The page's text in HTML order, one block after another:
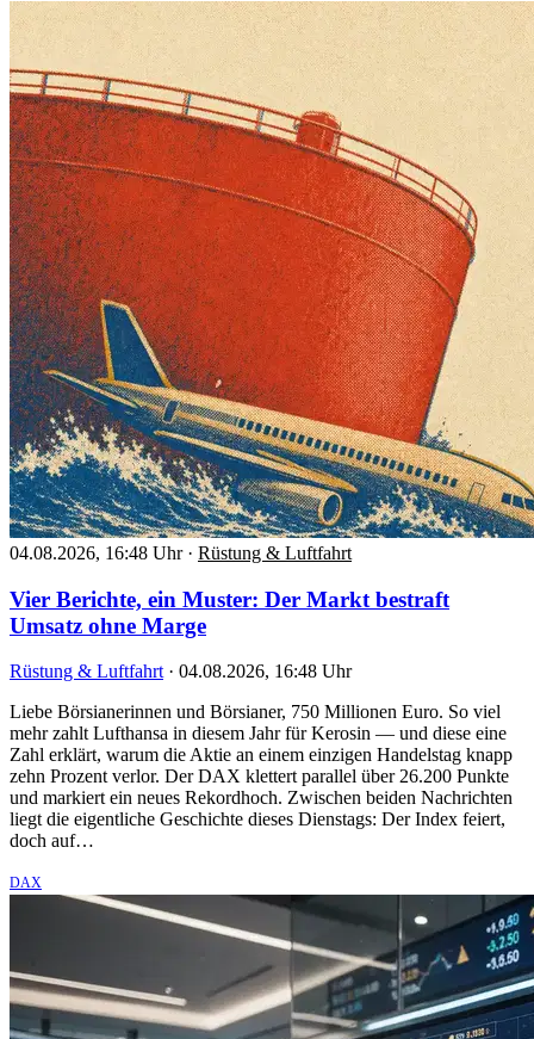
04.08.2026, 16:48 Uhr · Rüstung & Luftfahrt
Vier Berichte, ein Muster: Der Markt bestraft
Umsatz ohne Marge
Rüstung & Luftfahrt · 04.08.2026, 16:48 Uhr
Liebe Börsianerinnen und Börsianer, 750 Millionen Euro. So viel
mehr zahlt Lufthansa in diesem Jahr für Kerosin — und diese eine
Zahl erklärt, warum die Aktie an einem einzigen Handelstag knapp
zehn Prozent verlor. Der DAX klettert parallel über 26.200 Punkte
und markiert ein neues Rekordhoch. Zwischen beiden Nachrichten
liegt die eigentliche Geschichte dieses Dienstags: Der Index feiert,
doch auf…
DAX